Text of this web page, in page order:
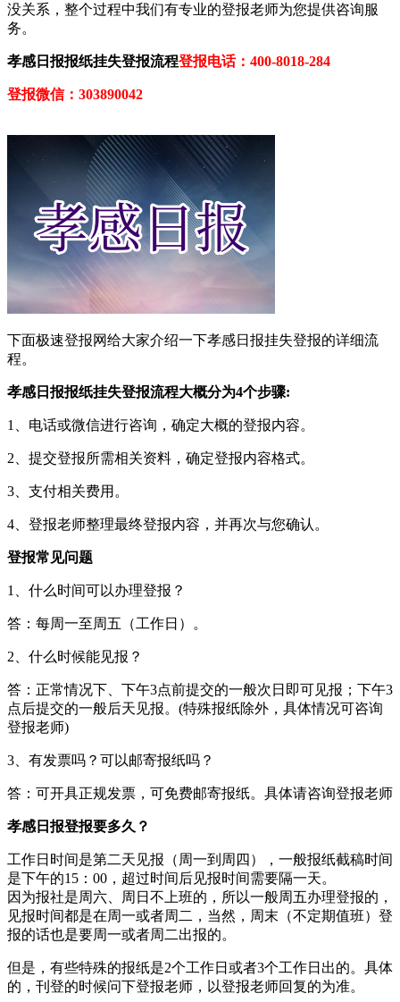
没关系，整个过程中我们有专业的登报老师为您提供咨询服
务。
孝感日报报纸挂失登报流程登报电话：400-8018-284
登报微信：303890042
下面极速登报网给大家介绍一下孝感日报挂失登报的详细流
程。
孝感日报报纸挂失登报流程大概分为4个步骤:
1、电话或微信进行咨询，确定大概的登报内容。
2、提交登报所需相关资料，确定登报内容格式。
3、支付相关费用。
4、登报老师整理最终登报内容，并再次与您确认。
登报常见问题
1、什么时间可以办理登报？
答：每周一至周五（工作日）。
2、什么时候能见报？
答：正常情况下、下午3点前提交的一般次日即可见报；下午3
点后提交的一般后天见报。(特殊报纸除外，具体情况可咨询
登报老师)
3、有发票吗？可以邮寄报纸吗？
答：可开具正规发票，可免费邮寄报纸。具体请咨询登报老师
孝感日报登报要多久？
工作日时间是第二天见报（周一到周四），一般报纸截稿时间
是下午的15：00，超过时间后见报时间需要隔一天。
因为报社是周六、周日不上班的，所以一般周五办理登报的，
见报时间都是在周一或者周二，当然，周末（不定期值班）登
报的话也是要周一或者周二出报的。
但是，有些特殊的报纸是2个工作日或者3个工作日出的。具体
的，刊登的时候问下登报老师，以登报老师回复的为准。